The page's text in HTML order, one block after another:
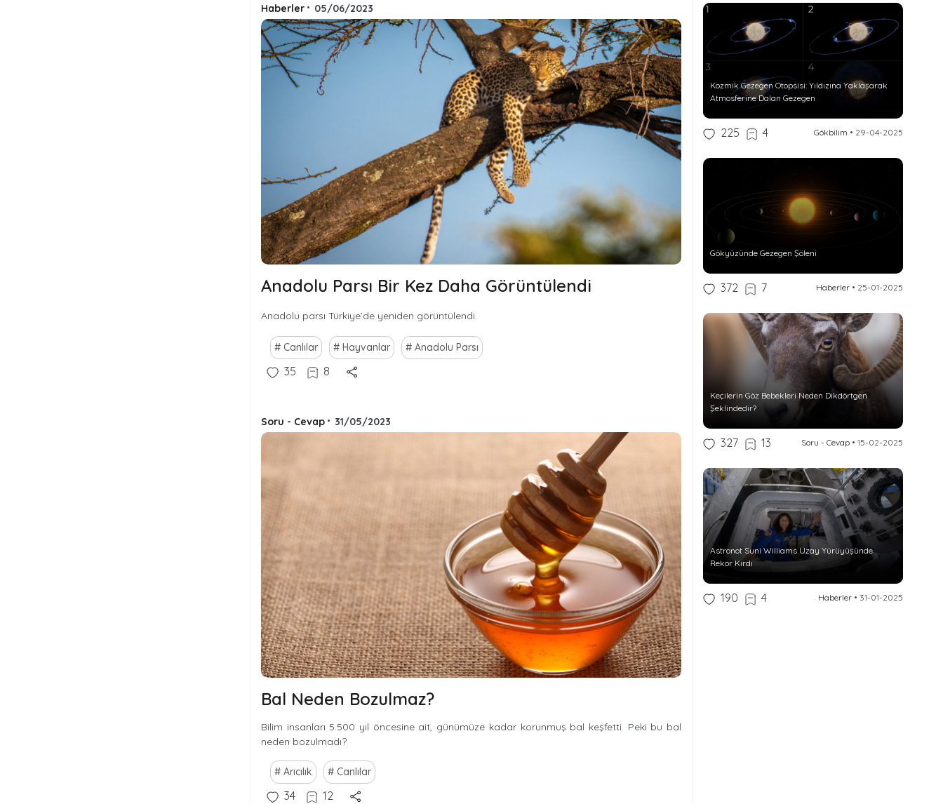
Haberler • 05/06/2023
Anadolu Parsı Bir Kez Daha Görüntülendi
Anadolu parsı Türkiye’de yeniden görüntülendi.
Canlılar Hayvanlar Anadolu Parsı
35 8
Soru - Cevap • 31/05/2023
Bal Neden Bozulmaz?
Bilim insanları 5.500 yıl öncesine ait, günümüze kadar korunmuş bal keşfetti. Peki bu bal
neden bozulmadı?
Arıcılık Canlılar
34 12
Kozmik Gezegen Otopsisi: Yıldızına Yaklaşarak
Atmosferine Dalan Gezegen
225 4 Gökbilim • 29-04-2025
Gökyüzünde Gezegen Şöleni
372 7 Haberler• 25-01-2025
Keçilerin Göz Bebekleri Neden Dikdörtgen
Şeklindedir?
327 13 Soru - Cevap• 15-02-2025
Astronot Suni Williams Uzay Yürüyüşünde
Rekor Kırdı
190 4 Haberler• 31-01-2025